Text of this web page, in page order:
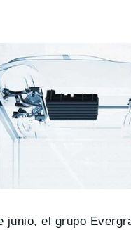
junio, el grupo